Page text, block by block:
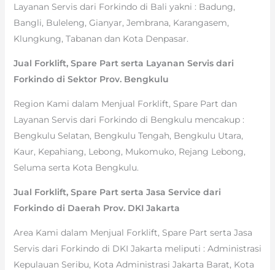
Layanan Servis dari Forkindo di Bali yakni : Badung,
Bangli, Buleleng, Gianyar, Jembrana, Karangasem,
Klungkung, Tabanan dan Kota Denpasar.
Jual Forklift, Spare Part serta Layanan Servis dari
Forkindo di Sektor Prov. Bengkulu
Region Kami dalam Menjual Forklift, Spare Part dan
Layanan Servis dari Forkindo di Bengkulu mencakup :
Bengkulu Selatan, Bengkulu Tengah, Bengkulu Utara,
Kaur, Kepahiang, Lebong, Mukomuko, Rejang Lebong,
Seluma serta Kota Bengkulu.
Jual Forklift, Spare Part serta Jasa Service dari
Forkindo di Daerah Prov. DKI Jakarta
Area Kami dalam Menjual Forklift, Spare Part serta Jasa
Servis dari Forkindo di DKI Jakarta meliputi : Administrasi
Kepulauan Seribu, Kota Administrasi Jakarta Barat, Kota